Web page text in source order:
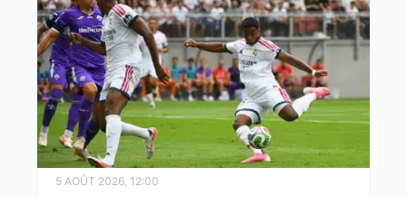
5 AOÛT 2026, 12:00